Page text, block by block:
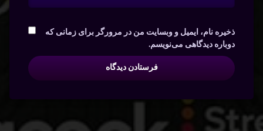
ذخیره نام، ایمیل و وبسایت من در مرورگر برای زمانی که
دوباره دیدگاهی می‌نویسم.